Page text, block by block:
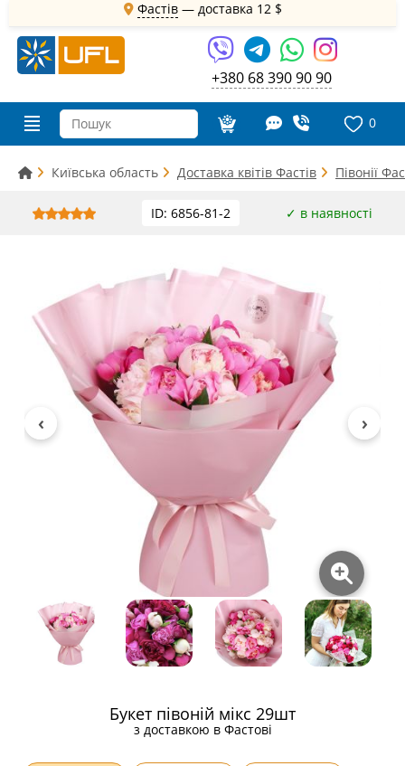
Фастів— доставка 12 $
+380 68 390 90 90
0
Київська область Доставка квітів Фастів Півонії
ID: 6856-81-2 ✓ в наявності
Букет півоній мікс 29шт
з доставкою в Фастові